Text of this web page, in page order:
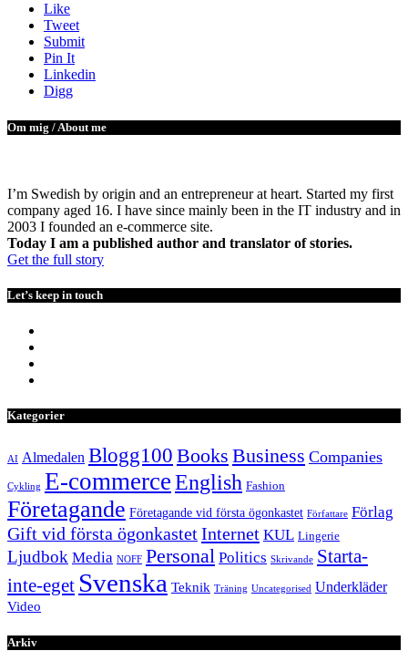
Like
Tweet
Submit
Pin It
Linkedin
Digg
Om mig / About me
I’m Swedish by origin and an entrepreneur at heart. Started my first
company aged 16. I have since mainly been in the IT industry and in
2003 I founded an e-commerce site.
Today I am a published author and translator of stories.
Get the full story
Let’s keep in touch
Kategorier
AI Almedalen Blogg100 Books Business Companies
Cykling E-commerceEnglish Fashion
Företagande Företagande vid första ögonkastet Författare Förlag
Gift vid första ögonkastetInternet KUL Lingerie
Ljudbok Media NOFF Personal Politics Skrivande Starta-
inte-eget Svenska Teknik Träning Uncategorised Underkläder
Video
Arkiv